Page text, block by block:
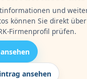
und
können Sie direkt
Firmenprofil prüfen.
ansehen